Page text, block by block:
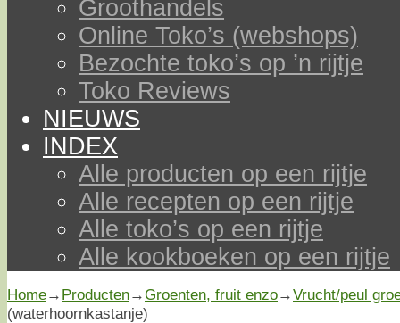
Groothandels
Online Toko’s (webshops)
Bezochte toko’s op ’n rijtje
Toko Reviews
NIEUWS
INDEX
Alle producten op een rijtje
Alle recepten op een rijtje
Alle toko’s op een rijtje
Alle kookboeken op een rijtje
Home→ Producten→Groenten, fruit enzo→Vrucht/peul
(waterhoornkastanje)